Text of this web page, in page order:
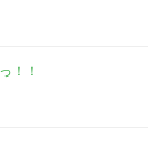
！！